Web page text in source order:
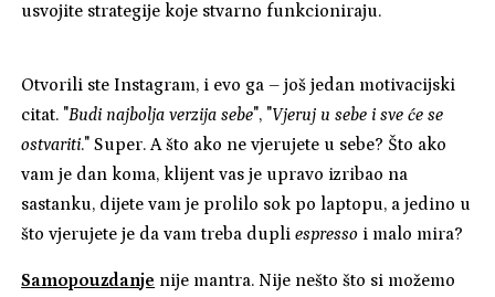
usvojite strategije koje stvarno funkcioniraju.
Otvorili ste Instagram, i evo ga – još jedan motivacijski
citat. "Budi najbolja verzija sebe", "Vjeruj u sebe i sve će se
ostvariti." Super. A što ako ne vjerujete u sebe? Što ako
vam je dan koma, klijent vas je upravo izribao na
sastanku, dijete vam je prolilo sok po laptopu, a jedino u
što vjerujete je da vam treba dupliespresso i malo mira?
Samopouzdanje nije mantra. Nije nešto što si možemo